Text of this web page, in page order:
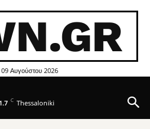
09 Αυγούστου 2026
C Thessaloniki